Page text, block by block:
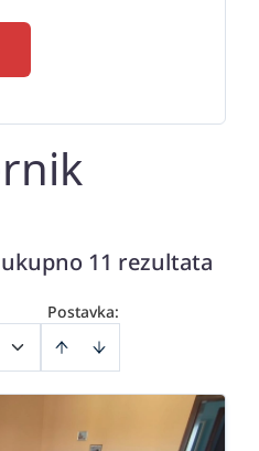
11 rezultata
Postavka: